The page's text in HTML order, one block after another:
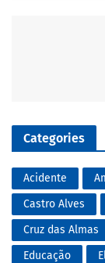
Categories
Acidente
Castro Alves
Cruz das Almas
Educação